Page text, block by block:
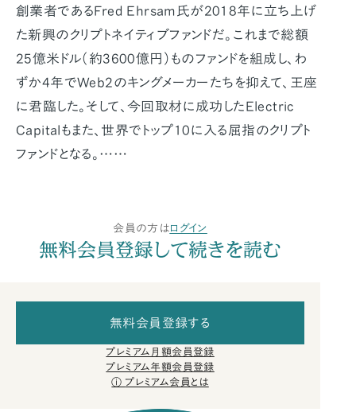
創業者であるFred Ehrsam氏が2018年に立ち上げ
た新興のクリプトネイティブファンドだ。これまで総額
25億米ドル（約3600億円）ものファンドを組成し、わ
ずか4年でWeb2のキングメーカーたちを抑えて、王座
に君臨した。そして、今回取材に成功したElectric
Capitalもまた、世界でトップ10に入る屈指のクリプト
ファンドとなる。……
会員の方はログイン
無料会員登録して続きを読む
無料会員登録する
プレミアム月額会員登録
プレミアム年額会員登録
プレミアム会員とは